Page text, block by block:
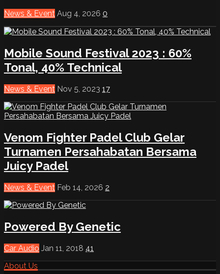
News & Event Aug 4, 2026 0
Mobile Sound Festival 2023 : 60%
Tonal, 40% Technical
News & Event Nov 5, 2023 17
Venom Fighter Padel Club Gelar
Turnamen Persahabatan Bersama
Juicy Padel
News & Event Feb 14, 2026 2
Powered By Genetic
Car Audio Jan 11, 2018 41
About Us